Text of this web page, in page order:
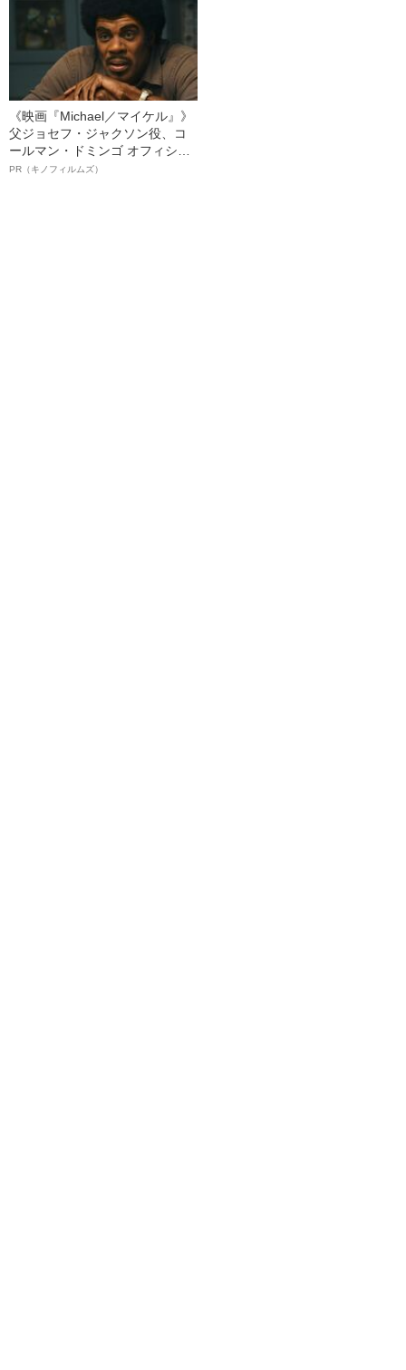
《映画『Michael／マイケル』》
父ジョセフ・ジャクソン役、コ
ールマン・ドミンゴ オフィシャ
ルインタビュー“観客を魅了した
PR（キノフィルムズ）